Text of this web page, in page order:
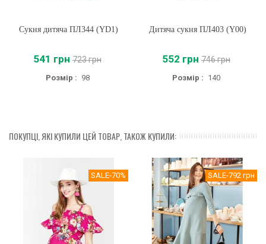
Сукня дитяча ПЛ344 (YD1)
541 грн 723 грн
Розмір : 98
Дитяча сукня ПЛ403 (Y00)
552 грн 746 грн
Розмір : 140
ПОКУПЦІ, ЯКІ КУПИЛИ ЦЕЙ ТОВАР, ТАКОЖ КУПИЛИ:
SALE-70% SALE-792 грн